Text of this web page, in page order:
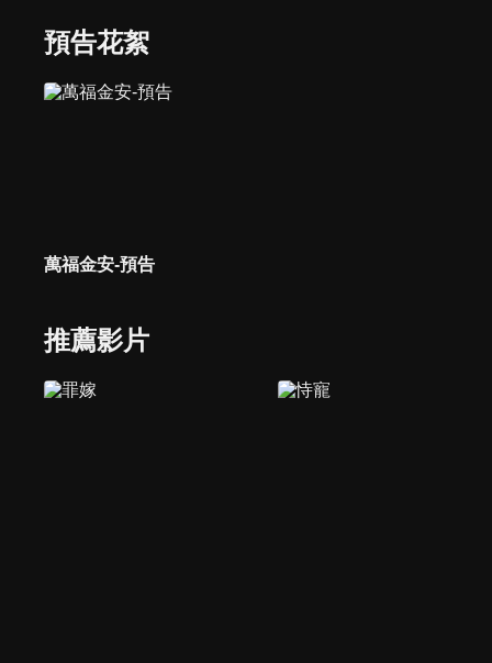
預告花絮
萬福金安-預告
推薦影片